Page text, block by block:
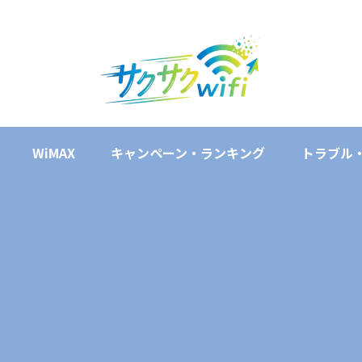
WiMAX キャンペーン・ランキング トラブル